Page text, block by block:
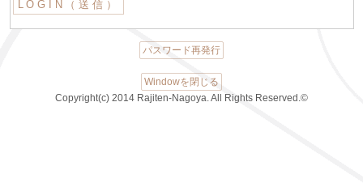
パスワード再発行
Windowを閉じる
Copyright(c) 2014 Rajiten-Nagoya. All Rights Reserved.©